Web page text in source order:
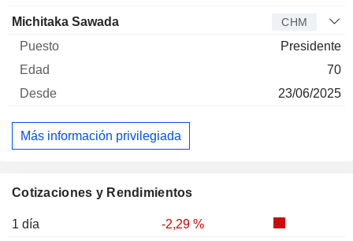
Cotizaciones y Rendimientos
1 día
-2,29 %
Michitaka Sawada CHM
Presidente
70
23/06/2025
Más información privilegiada